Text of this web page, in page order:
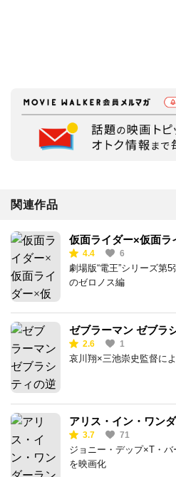
関連作品
仮面ライダー×仮面ラ
MOVIE 超電王 トリロ
スタートウィンクル
4.4 6
劇場版“電王”シリーズ第
のゼロノス編
ゼブラーマン ゼブラ
2.6 1
哀川翔×三池崇史監督に
アリス・イン・ワン
3.7 71
ジョニー・デップ×T・
を映画化